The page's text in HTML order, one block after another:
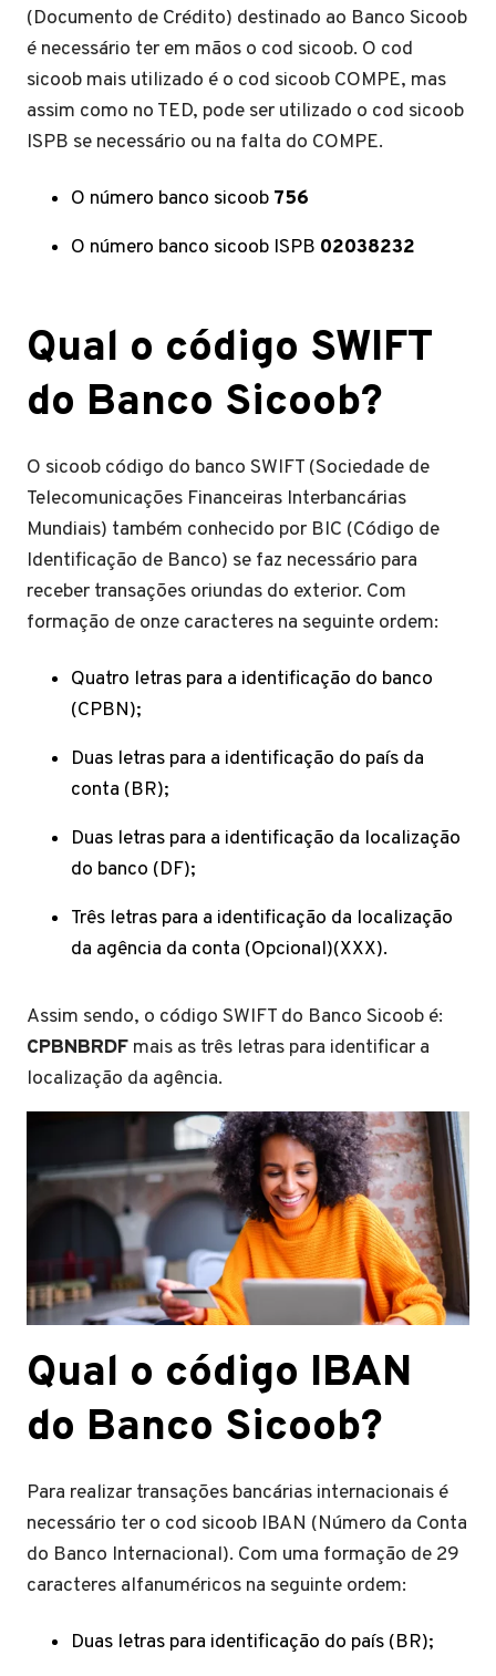
(Documento de Crédito) destinado ao Banco Sicoob
é necessário ter em mãos o cod sicoob. O cod
sicoob mais utilizado é o cod sicoob COMPE, mas
assim como no TED, pode ser utilizado o cod sicoob
ISPB se necessário ou na falta do COMPE.
O número banco sicoob 756
O número banco sicoob ISPB 02038232
Qual o código SWIFT
do Banco Sicoob?
O sicoob código do banco SWIFT (Sociedade de
Telecomunicações Financeiras Interbancárias
Mundiais) também conhecido por BIC (Código de
Identificação de Banco) se faz necessário para
receber transações oriundas do exterior. Com
formação de onze caracteres na seguinte ordem:
Quatro letras para a identificação do banco
(CPBN);
Duas letras para a identificação do país da
conta (BR);
Duas letras para a identificação da localização
do banco (DF);
Três letras para a identificação da localização
da agência da conta (Opcional)(XXX).
Assim sendo, o código SWIFT do Banco Sicoob é:
CPBNBRDF mais as três letras para identificar a
localização da agência.
Qual o código IBAN
do Banco Sicoob?
Para realizar transações bancárias internacionais é
necessário ter o cod sicoob IBAN (Número da Conta
do Banco Internacional). Com uma formação de 29
caracteres alfanuméricos na seguinte ordem:
Duas letras para identificação do país (BR);